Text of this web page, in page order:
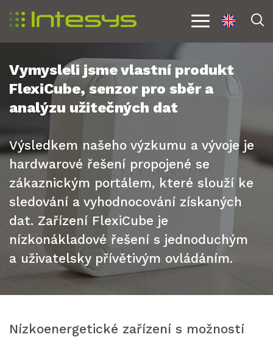
Menu
Vymysleli jsme vlastní produkt
FlexiCube, senzor pro sběr a
analýzu užitečných dat
Výsledkem našeho výzkumu a vývoje je
hardwarové řešení propojené se
zákaznickým portálem, které slouží ke
sledování a vyhodnocování získaných
dat. Zařízení FlexiCube je
nízkonákladové řešení s jednoduchým
a uživatelsky přívětivým ovládáním.
Nízkoenergetické zařízení s možností